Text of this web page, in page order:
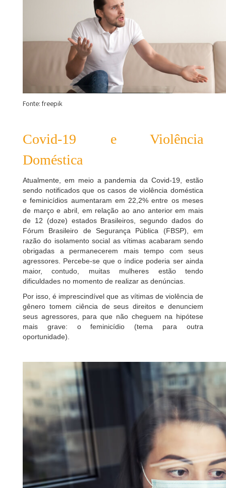
Fonte: freepik
Covid-19 e Violência
Doméstica
Atualmente, em meio a pandemia da Covid-19, estão
sendo notificados que os casos de violência doméstica
e feminicídios aumentaram em 22,2% entre os meses
de março e abril, em relação ao ano anterior em mais
de 12 (doze) estados Brasileiros, segundo dados do
Fórum Brasileiro de Segurança Pública (FBSP), em
razão do isolamento social as vítimas acabaram sendo
obrigadas a permanecerem mais tempo com seus
agressores. Percebe-se que o índice poderia ser ainda
maior, contudo, muitas mulheres estão tendo
dificuldades no momento de realizar as denúncias.
Por isso, é imprescindível que as vítimas de violência de
gênero tomem ciência de seus direitos e denunciem
seus agressores, para que não cheguem na hipótese
mais grave: o feminicídio (tema para outra
oportunidade).